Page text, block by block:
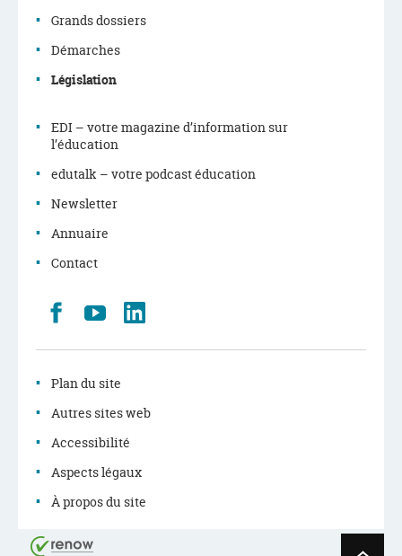
Grands dossiers
Démarches
Législation
EDI – votre magazine d’information sur
l’éducation
edutalk – votre podcast éducation
Newsletter
Annuaire
Contact
Retrouvez
nous
Youtube
Plan du site
Autres sites web
Accessibilité
Aspects légaux
À propos du site